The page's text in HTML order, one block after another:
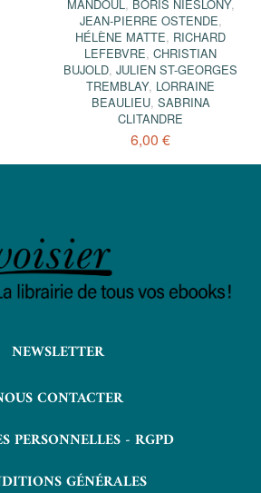
MANDOUL, BORIS NIESLONY,
JEAN-PIERRE OSTENDE,
HÉLÈNE MATTE, RICHARD
LEFEBVRE,CHRISTIAN
BUJOLD,JULIEN ST-GEORGES
TREMBLAY, LORRAINE
BEAULIEU, SABRINA
CLITANDRE
6,00 €
NEWSLETTER
CONTACTER
PERSONNELLES - RGPD
GÉNÉRALES